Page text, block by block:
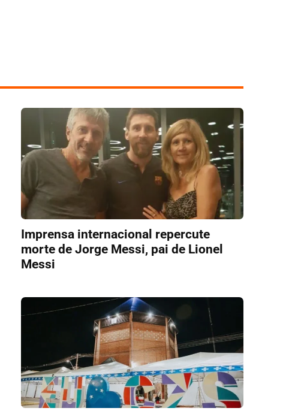
Imprensa internacional repercute
morte de Jorge Messi, pai de Lionel
Messi